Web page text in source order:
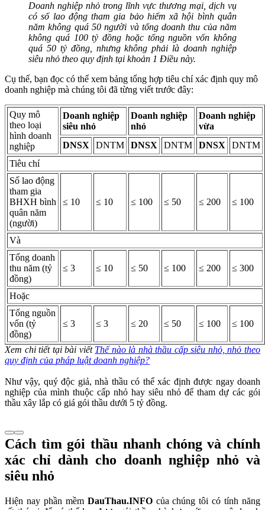
Doanh nghiệp nhỏ trong lĩnh vực thương mại, dịch vụ
có số lao động tham gia bảo hiểm xã hội bình quân
năm không quá 50 người và tổng doanh thu của năm
không quá 100 tỷ đồng hoặc tổng nguồn vốn không
quá 50 tỷ đồng, nhưng không phải là doanh nghiệp
siêu nhỏ theo quy định tại khoản 1 Điều này.
Cụ thể, bạn đọc có thể xem bảng tổng hợp tiêu chí xác định quy mô
doanh nghiệp mà chúng tôi đã từng viết trước đây:
Quy mô
theo loại
hình doanh
nghiệp
Doanh nghiệp
siêu nhỏ
Doanh nghiệp
nhỏ
Doanh nghiệp
vừa
DNSX
DNTM DNSX DNTM DNSX
DNTM
Tiêu chí
Số lao động
tham gia
BHXH bình
quân năm
(người)
≤ 10 ≤ 10 ≤ 100 ≤ 50 ≤ 200 ≤ 100
Và
Tổng doanh
thu năm (tỷ
đồng)
≤ 3 ≤ 10 ≤ 50 ≤ 100 ≤ 200 ≤ 300
Hoặc
Tổng nguồn
vốn (tỷ
đồng)
≤ 3 ≤ 3 ≤ 20 ≤ 50 ≤ 100 ≤ 100
Xem chi tiết tại bài viết Thế nào là nhà thầu cấp siêu nhỏ, nhỏ theo
quy định của pháp luật doanh nghiệp?
Như vậy, quý độc giả, nhà thầu có thể xác định được ngay doanh
nghiệp của mình thuộc cấp nhỏ hay siêu nhỏ để tham dự các gói
thầu xây lắp có giá gói thầu dưới 5 tỷ đồng.
Cách tìm gói thầu nhanh chóng và chính
xác chỉ dành cho doanh nghiệp nhỏ và
siêu nhỏ
Hiện nay phần mềm DauThau.INFOcủa chúng tôi có tính năng